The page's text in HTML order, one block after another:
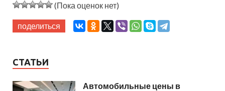
(Пока оценок нет)
поделиться
СТАТЬИ
Автомобильные цены в